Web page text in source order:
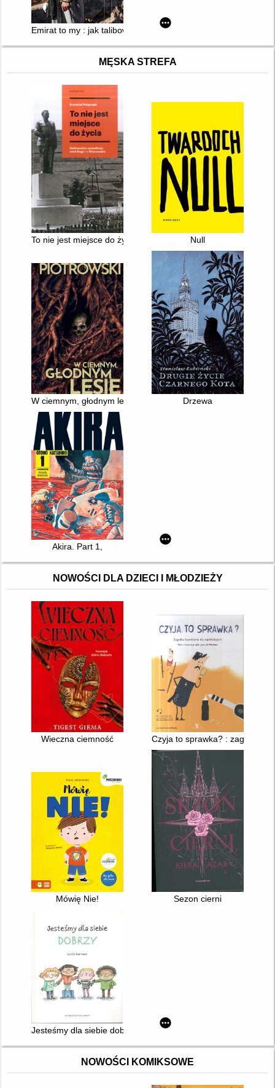
Emirat to my : jak talibowie odbijali Afganistan
MĘSKA STREFA
To nie jest miejsce do życia : stalinowskie wysiedlenia znad
Null
W ciemnym, głodnym lesie Drzewa
Akira. Part 1,
NOWOŚCI DLA DZIECI I MŁODZIEŻY
Wieczna ciemność Czyja to sprawka? : zagadka
Mówię Nie! Sezon cierni
Jesteśmy dla siebie dobrzy
NOWOŚCI KOMIKSOWE